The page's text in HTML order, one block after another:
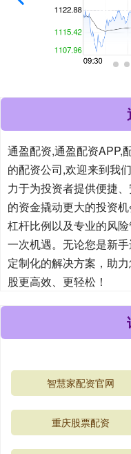
通盈配资,通盈配资APP,
的配资公司,欢迎来到我
力于为投资者提供便捷
的资金撬动更大的投资
杠杆比例以及专业的风
一次机遇。无论您是新
定制化的解决方案，助
股更高效、更轻松！
智慧家配资官网
重庆股票配资